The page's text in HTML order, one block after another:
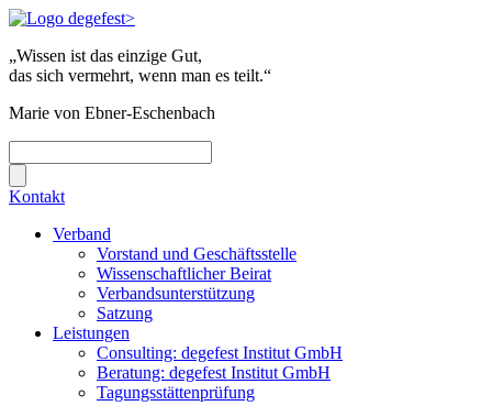
„Wissen ist das einzige Gut,
das sich vermehrt, wenn man es teilt.“
Marie von Ebner-Eschenbach
Kontakt
Verband
Vorstand und Geschäftsstelle
Wissenschaftlicher Beirat
Verbandsunterstützung
Satzung
Leistungen
Consulting: degefest Institut GmbH
Beratung: degefest Institut GmbH
Tagungsstättenprüfung